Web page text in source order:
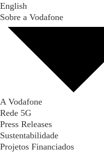
English
Sobre a Vodafone
A Vodafone
Rede 5G
Press Releases
Sustentabilidade
Projetos Financiados